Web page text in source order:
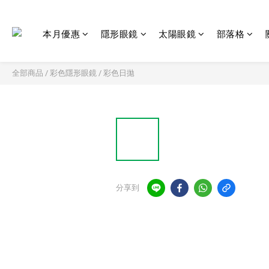
本月優惠 隱形眼鏡 太陽眼鏡 部落格
全部商品 / 彩色隱形眼鏡 / 彩色日拋
分享到